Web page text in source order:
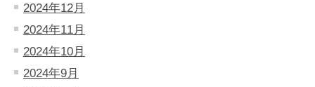
2024年12月
2024年11月
2024年10月
2024年9月